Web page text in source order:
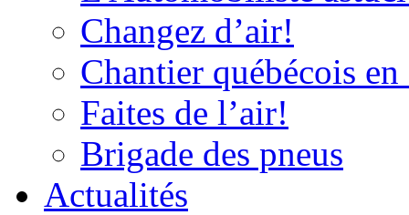
Changez d’air!
Chantier québécois
Faites de l’air!
Brigade des pneus
Actualités